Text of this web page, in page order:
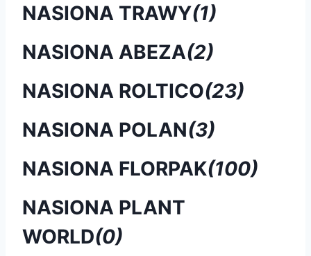
NASIONA TRAWY(1)
NASIONA ABEZA(2)
NASIONA ROLTICO(23)
NASIONA POLAN(3)
NASIONA FLORPAK(100)
NASIONA PLANT
WORLD(0)